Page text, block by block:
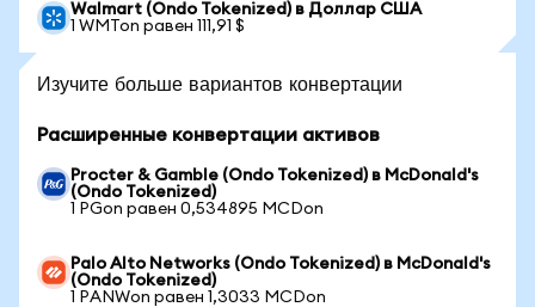
Walmart (Ondo Tokenized) в Доллар США
1 WMTon равен 111,91 $
Изучите больше вариантов конвертации
Расширенные конвертации активов
Procter & Gamble (Ondo Tokenized) в McDonald's
(Ondo Tokenized)
1 PGon равен 0,534895 MCDon
Palo Alto Networks (Ondo Tokenized) в McDonald's
(Ondo Tokenized)
1 PANWon равен 1,3033 MCDon